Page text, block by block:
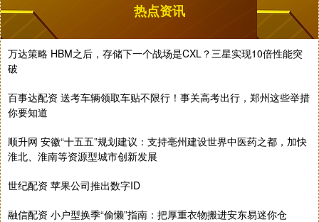
热点资讯
万达策略 HBM之后，存储下一个战场是CXL？三星实现10倍性能突
破
百事达配资 送考车辆领取车贴不限行！事关高考出行，郑州这些举措
你要知道
顺升网 安徽“十五五”规划建议：支持亳州建设世界中医药之都，加快
淮北、淮南等资源型城市创新发展
世纪配资 苹果公司推出数字ID
融信配资 小户型换季“偷懒”指南：把厚重衣物搬进安东易迷你仓